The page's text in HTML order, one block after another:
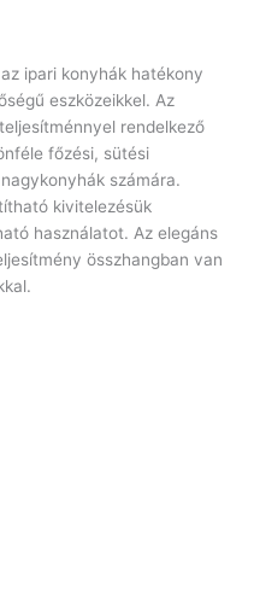
ipari konyhák hatékony
eszközeikkel. Az
rendelkező
főzési, sütési
számára.
kivitelezésük
használatot. Az elegáns
összhangban van